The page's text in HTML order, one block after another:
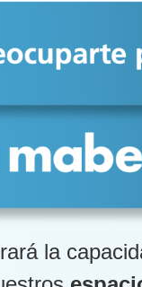
la